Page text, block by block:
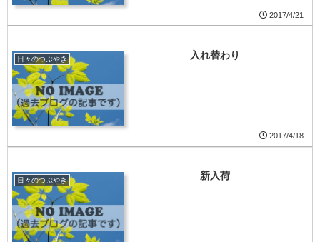
2017/4/21
日々のつぶやき 入れ替わり
2017/4/18
日々のつぶやき 新入荷